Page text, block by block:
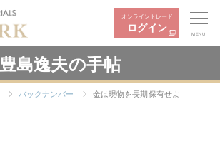
オンライントレード
ログイン
MENU
豊島逸夫の手帖
バックナンバー 金は現物を長期保有せよ